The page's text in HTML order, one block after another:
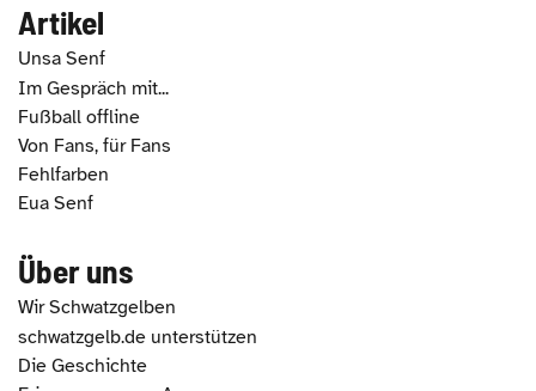
Artikel
Unsa Senf
Im Gespräch mit...
Fußball offline
Von Fans, für Fans
Fehlfarben
Eua Senf
Über uns
Wir Schwatzgelben
schwatzgelb.de unterstützen
Die Geschichte